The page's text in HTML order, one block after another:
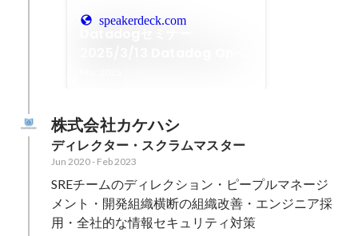
speakerdeck.com
株式会社カケハシ
ディレクター・スクラムマスター
Jun 2020- Feb 2023
SREチームのディレクション・ピープルマネージ
メント・開発組織横断の組織改善・エンジニア採
用・全社的な情報セキュリティ対策